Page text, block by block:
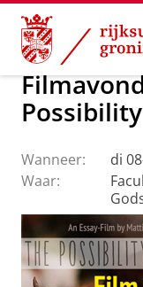
Skip
Content
Skip
Navigation
Faculteit Religie,
Wanneer:
di
Waar: